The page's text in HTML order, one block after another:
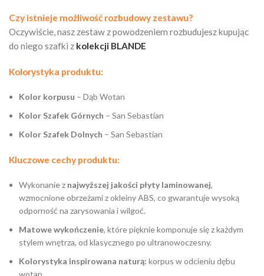
Czy istnieje możliwość rozbudowy zestawu?
Oczywiście, nasz zestaw z powodzeniem rozbudujesz kupując
do niego szafki z kolekcji BLANDE
Kolorystyka produktu:
Kolor korpusu – Dąb Wotan
Kolor Szafek Górnych – San Sebastian
Kolor Szafek Dolnych – San Sebastian
Kluczowe cechy produktu:
Wykonanie z najwyższej jakości płyty laminowanej,
wzmocnione obrzeżami z okleiny ABS, co gwarantuje wysoką
odporność na zarysowania i wilgoć.
Matowe wykończenie, które pięknie komponuje się z każdym
stylem wnętrza, od klasycznego po ultranowoczesny.
Kolorystyka inspirowana naturą: korpus w odcieniu dębu
wotan